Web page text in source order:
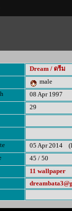
Dream / ดรีม
male
08 Apr 1997
29
05 Apr 2014
45 / 50
11 wallpaper